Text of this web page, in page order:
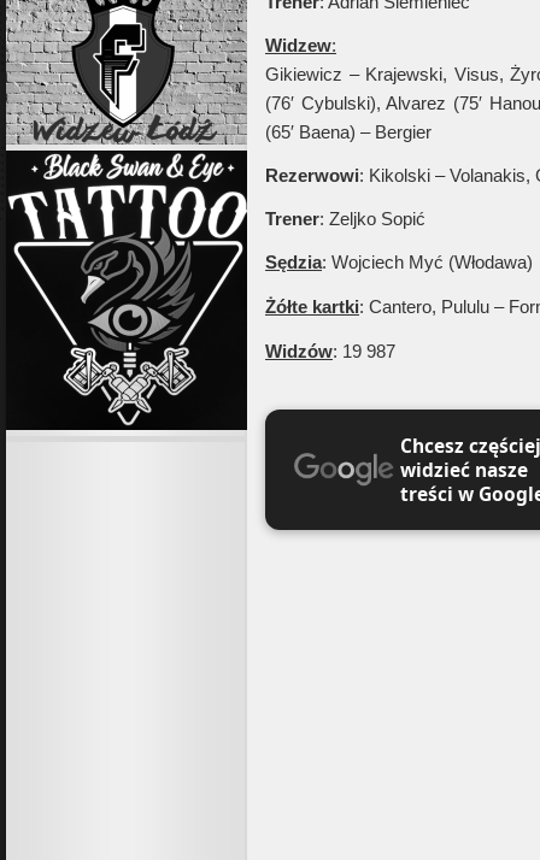
Widzew:
Gikiewicz – Krajewski, Visus,
(76′ Cybulski), Alvarez (75′
(65′ Baena) – Bergier
Rezerwowi: Kikolski – Volanakis,
Trener: Zeljko Sopić
Sędzia: Wojciech Myć (Włodawa)
Żółte kartki: Cantero, Pululu –
Widzów: 19 987
Chcesz częściej
widzieć nasze
treści w